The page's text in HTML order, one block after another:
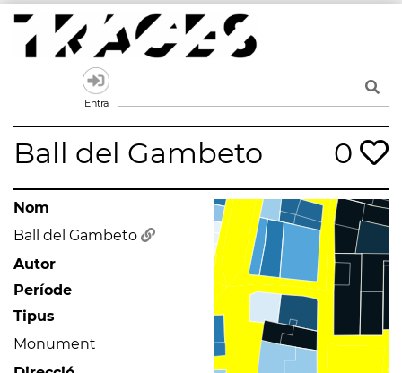
Skip
content
Un mapa de la memòria obert a tothom
Entra
Ball del Gambeto 0
Nom
Ball del Gambeto
Autor
Període
Tipus
Monument